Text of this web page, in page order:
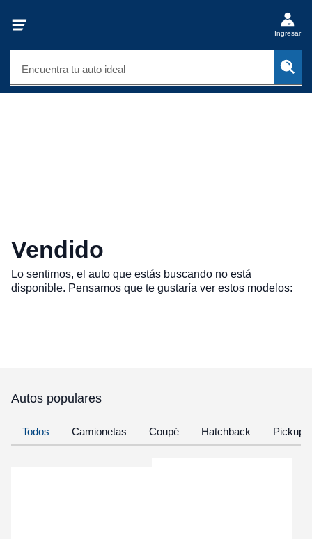
Ingresar
Encuentra tu auto ideal
Vendido
Lo sentimos, el auto que estás buscando no está
disponible. Pensamos que te gustaría ver estos modelos:
Autos populares
Todos Camionetas Coupé Hatchback Pickup